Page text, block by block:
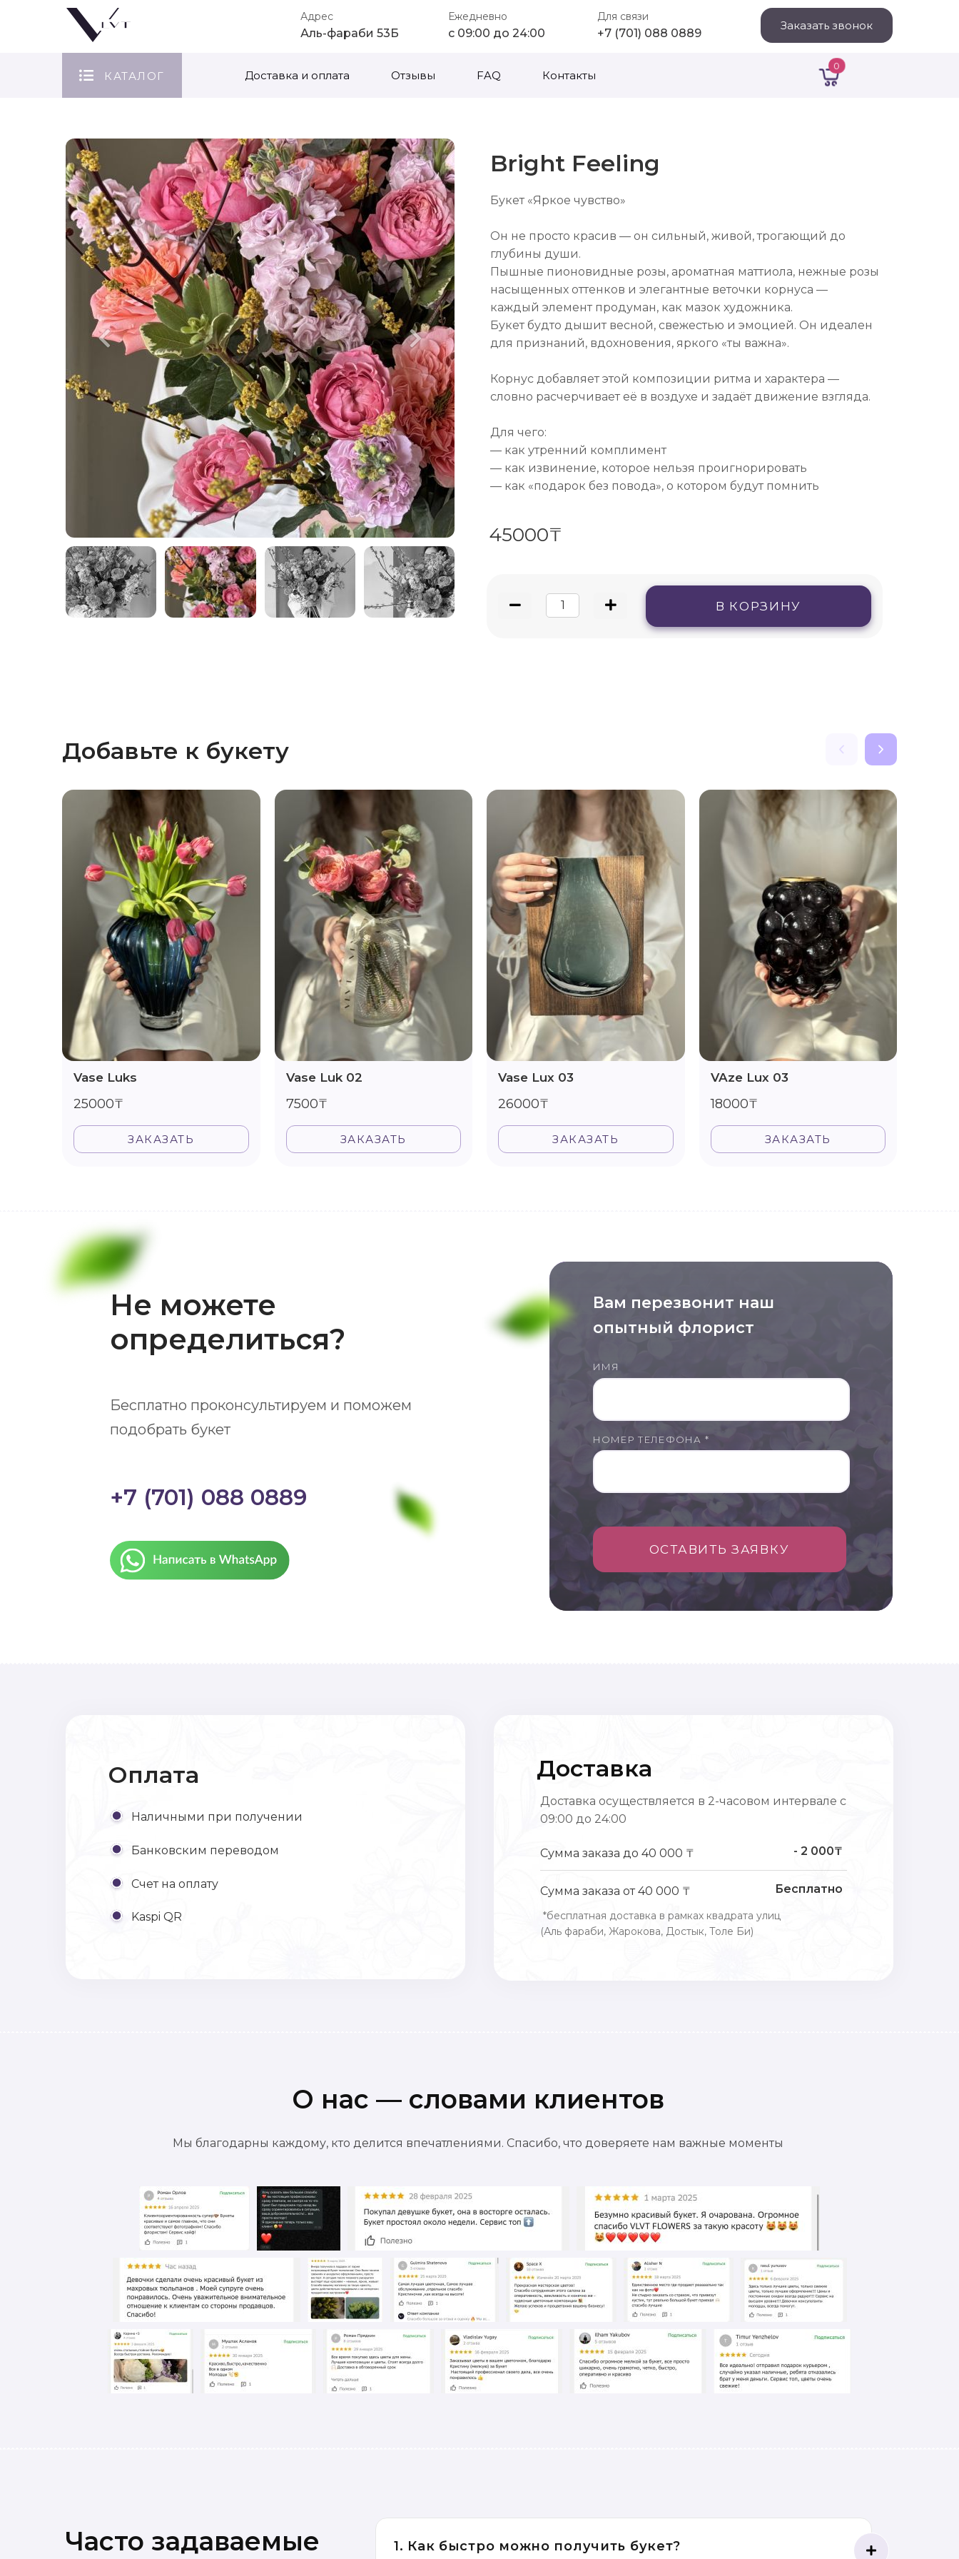
Адрес
Аль-фараби 53Б
Ежедневно
с 09:00 до 24:00
Для связи
+7 (701) 088 0889
Заказать звонок
КАТАЛОГ Доставка и оплата Отзывы FAQ Контакты
0
Bright Feeling
Букет «Яркое чувство»
Он не просто красив — он сильный, живой, трогающий до
глубины души.
Пышные пионовидные розы, ароматная маттиола, нежные розы
насыщенных оттенков и элегантные веточки корнуса —
каждый элемент продуман, как мазок художника.
Букет будто дышит весной, свежестью и эмоцией. Он идеален
для признаний, вдохновения, яркого «ты важна».
Корнус добавляет этой композиции ритма и характера —
словно расчерчивает её в воздухе и задаёт движение взгляда.
Для чего:
— как утренний комплимент
— как извинение, которое нельзя проигнорировать
— как «подарок без повода», о котором будут помнить
45000₸
В КОРЗИНУ
Добавьте к букету
Vase Luks
25000₸
ЗАКАЗАТЬ
Vase Luk 02
7500₸
ЗАКАЗАТЬ
Vase Lux 03
26000₸
ЗАКАЗАТЬ
VAze Lux 03
18000₸
ЗАКАЗАТЬ
Не можете
определиться?
Бесплатно проконсультируем и поможем
подобрать букет
+7 (701) 088 0889
Вам перезвонит наш
опытный флорист
ИМЯ
НОМЕР ТЕЛЕФОНА *
ОСТАВИТЬ ЗАЯВКУ
Оплата
Наличными при получении
Банковским переводом
Счет на оплату
Kaspi QR
Доставка
Доставка осуществляется в 2-часовом интервале с
09:00 до 24:00
Сумма заказа до 40 000 ₸ - 2 000₸
Сумма заказа от 40 000 ₸ Бесплатно
*бесплатная доставка в рамках квадрата улиц
(Аль фараби, Жарокова, Достык, Толе Би)
О нас — словами клиентов
Мы благодарны каждому, кто делится впечатлениями. Спасибо, что доверяете нам важные моменты
Часто задаваемые 1. Как быстро можно получить букет?